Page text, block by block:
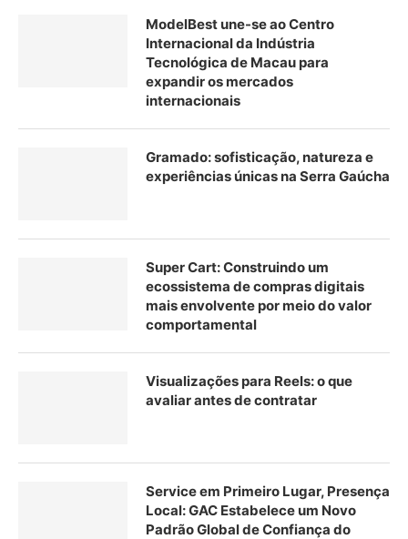
ModelBest une-se ao Centro
Internacional da Indústria
Tecnológica de Macau para
expandir os mercados
internacionais
Gramado: sofisticação, natureza e
experiências únicas na Serra Gaúcha
Super Cart: Construindo um
ecossistema de compras digitais
mais envolvente por meio do valor
comportamental
Visualizações para Reels: o que
avaliar antes de contratar
Service em Primeiro Lugar, Presença
Local: GAC Estabelece um Novo
Padrão Global de Confiança do